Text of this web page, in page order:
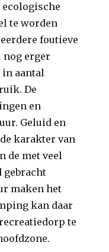
te worden
foutieve
erger
in aantal
De
en
Geluid en
karakter van
de met veel
gebracht
maken het
kan daar
te